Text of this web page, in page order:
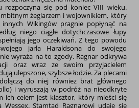
rozpoczyna się pod koniec VIII wieku.
żeglarzem i wojownikiem, który
Wikingów pragnie popłynąć na
niego ciągłe dotychczasowe łupy
jego oczekiwań. Z tego powodu
jarla Haraldsona do swojego
wyraża na to zgody. Ragnar odkrywa
oraz wraz ze swoim przyjacielem
ulepszone, szybsze łodzie. Za plecami
do niej również brat głównego
i wyruszają w podróż na nieodkryte
ich celem jest klasztor, który mieści się
Stamtąd Ragnarowi udaje się